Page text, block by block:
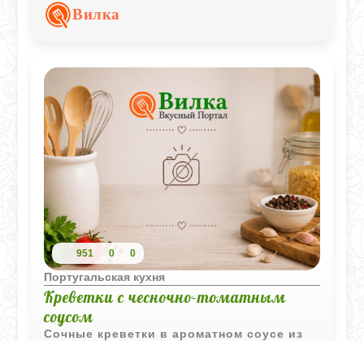
обеда, так и для ужина.
Вилка
951 0 0
Португальская кухня
Креветки с чесночно-томатным
соусом
Сочные креветки в ароматном соусе из